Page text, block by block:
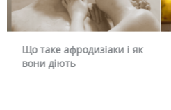
Що таке афродизіаки і як
вони діють